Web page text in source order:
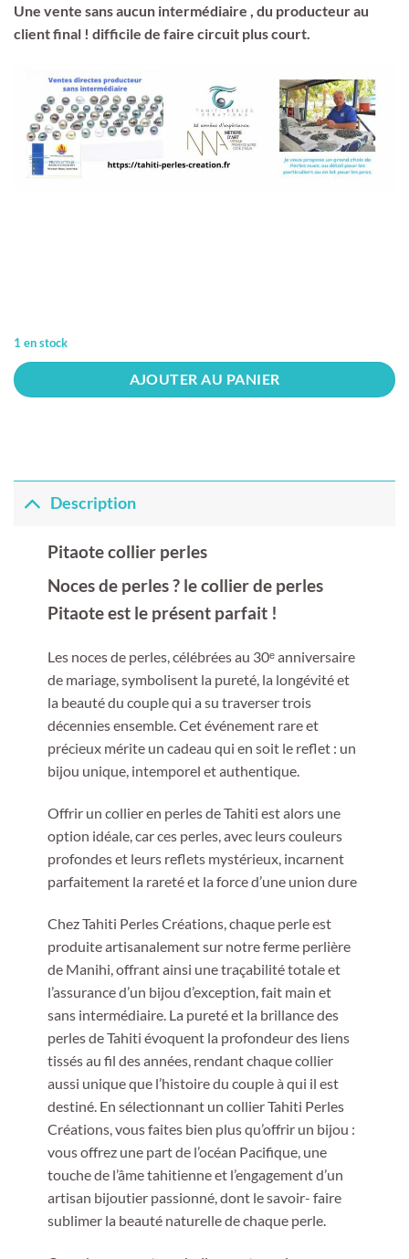
Une vente sans aucun intermédiaire , du producteur au
client final ! difficile de faire circuit plus court.
1 en stock
AJOUTER AU PANIER
Description
Pitaote collier perles
Noces de perles ? le collier de perles
Pitaote est le présent parfait !
Les noces de perles, célébrées au 30ᵉ anniversaire
de mariage, symbolisent la pureté, la longévité et
la beauté du couple qui a su traverser trois
décennies ensemble. Cet événement rare et
précieux mérite un cadeau qui en soit le reflet : un
bijou unique, intemporel et authentique.
Offrir un collier en perles de Tahiti est alors une
option idéale, car ces perles, avec leurs couleurs
profondes et leurs reflets mystérieux, incarnent
parfaitement la rareté et la force d’une union dure
Chez Tahiti Perles Créations, chaque perle est
produite artisanalement sur notre ferme perlière
de Manihi, offrant ainsi une traçabilité totale et
l’assurance d’un bijou d’exception, fait main et
sans intermédiaire. La pureté et la brillance des
perles de Tahiti évoquent la profondeur des liens
tissés au fil des années, rendant chaque collier
aussi unique que l’histoire du couple à qui il est
destiné. En sélectionnant un collier Tahiti Perles
Créations, vous faites bien plus qu’offrir un bijou :
vous offrez une part de l’océan Pacifique, une
touche de l’âme tahitienne et l’engagement d’un
artisan bijoutier passionné, dont le savoir- faire
sublimer la beauté naturelle de chaque perle.